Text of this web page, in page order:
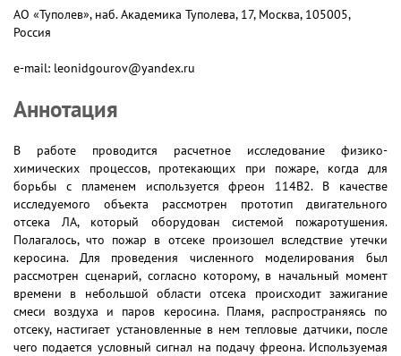
АО «Туполев», наб. Академика Туполева, 17, Москва, 105005,
Россия
e-mail: leonidgourov@yandex.ru
Аннотация
В работе проводится расчетное исследование физико-
химических процессов, протекающих при пожаре, когда для
борьбы с пламенем используется фреон 114В2. В качестве
исследуемого объекта рассмотрен прототип двигательного
отсека ЛА, который оборудован системой пожаротушения.
Полагалось, что пожар в отсеке произошел вследствие утечки
керосина. Для проведения численного моделирования был
рассмотрен сценарий, согласно которому, в начальный момент
времени в небольшой области отсека происходит зажигание
смеси воздуха и паров керосина. Пламя, распространяясь по
отсеку, настигает установленные в нем тепловые датчики, после
чего подается условный сигнал на подачу фреона. Используемая